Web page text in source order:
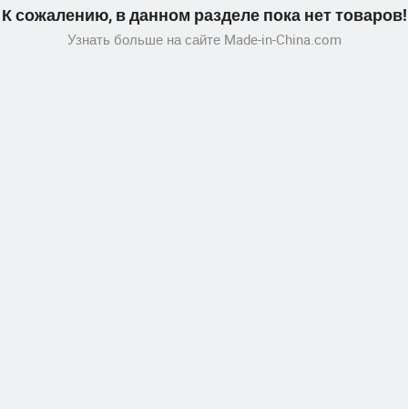
К сожалению, в данном разделе пока нет товаров!
Узнать больше на сайте Made-in-China.com